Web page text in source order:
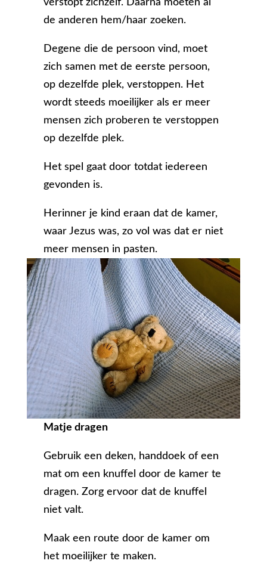
verstopt zichzelf. Daarna moeten al
de anderen hem/haar zoeken.
Degene die de persoon vind, moet
zich samen met de eerste persoon,
op dezelfde plek, verstoppen. Het
wordt steeds moeilijker als er meer
mensen zich proberen te verstoppen
op dezelfde plek.
Het spel gaat door totdat iedereen
gevonden is.
Herinner je kind eraan dat de kamer,
waar Jezus was, zo vol was dat er niet
meer mensen in pasten.
Matje dragen
Gebruik een deken, handdoek of een
mat om een knuffel door de kamer te
dragen. Zorg ervoor dat de knuffel
niet valt.
Maak een route door de kamer om
het moeilijker te maken.